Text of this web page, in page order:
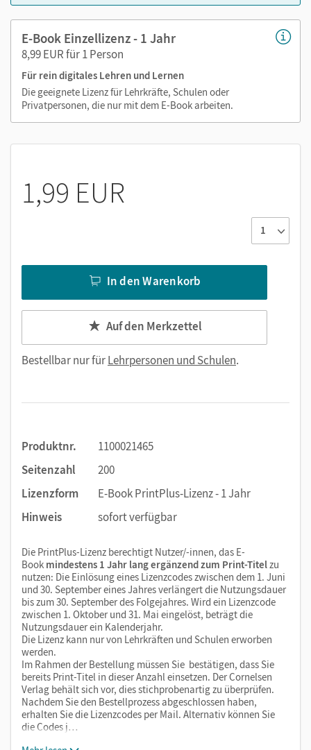
E-Book Einzellizenz - 1 Jahr
8,99 EUR für 1 Person
Für rein digitales Lehren und Lernen
Die geeignete Lizenz für Lehrkräfte, Schulen oder
Privatpersonen, die nur mit dem E-Book arbeiten.
1,99 EUR
In den Warenkorb
Auf den Merkzettel
Bestellbar nur fürLehrpersonen und Schulen.
Produktnr.
1100021465
Seitenzahl
200
Lizenzform
E-Book PrintPlus-Lizenz - 1 Jahr
Hinweis
sofort verfügbar
Die PrintPlus-Lizenz berechtigt Nutzer/-innen, das E-
Book mindestens 1 Jahr lang ergänzend zum Print-Titelzu
nutzen: Die Einlösung eines Lizenzcodes zwischen dem 1. Juni
und 30. September eines Jahres verlängert die Nutzungsdauer
bis zum 30. September des Folgejahres. Wird ein Lizenzcode
zwischen 1. Oktober und 31. Mai eingelöst, beträgt die
Nutzungsdauer ein Kalenderjahr.
Die Lizenz kann nur von Lehrkräften und Schulen erworben
werden.
Im Rahmen der Bestellung müssen Sie bestätigen, dass Sie
bereits Print-Titel in dieser Anzahl einsetzen. Der Cornelsen
Verlag behält sich vor, dies stichprobenartig zu überprüfen.
Nachdem Sie den Bestellprozess abgeschlossen haben,
erhalten Sie die Lizenzcodes per Mail. Alternativ können Sie
die Codes j…